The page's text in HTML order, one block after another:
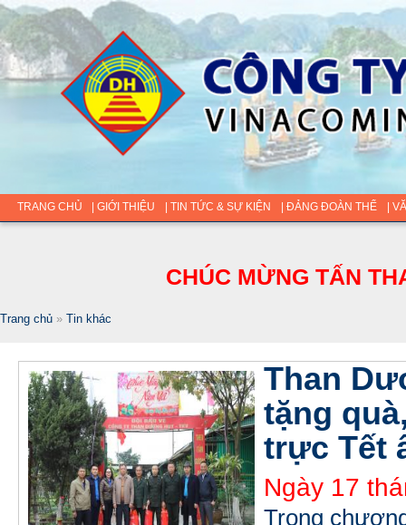
TRANG CHỦ | GIỚI THIỆU | TIN TỨC & SỰ KIỆN | ĐẢNG ĐOÀN THỂ |
CHÚC MỪNG TẤN
Trang chủ » Tin khác
Than
tặng
trực Tết
Ngày 17
Trong